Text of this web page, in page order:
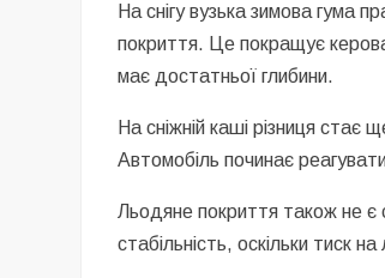
На снігу вузька зимова гума
покриття. Це покращує
має достатньої глибини.
На сніжній каші різниця
Автомобіль починає
Льодяне покриття також не є
стабільність, оскільки тиск